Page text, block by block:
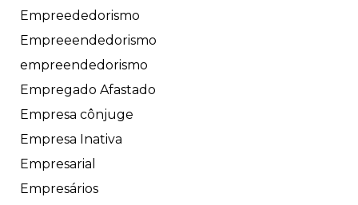
Empreededorismo
Empreeendedorismo
empreendedorismo
Empregado Afastado
Empresa cônjuge
Empresa Inativa
Empresarial
Empresários